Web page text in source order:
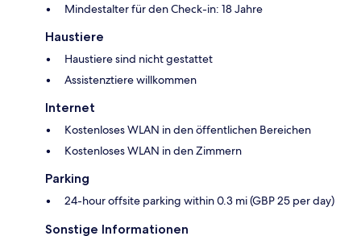
Mindestalter für den Check-in: 18 Jahre
Haustiere
Haustiere sind nicht gestattet
Assistenztiere willkommen
Internet
Kostenloses WLAN in den öffentlichen Bereichen
Kostenloses WLAN in den Zimmern
Parking
24-hour offsite parking within 0.3 mi (GBP 25 per day)
Sonstige Informationen